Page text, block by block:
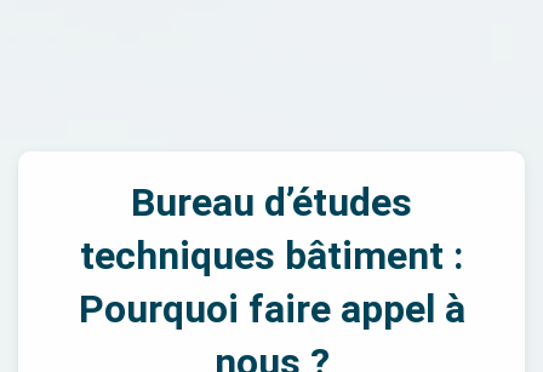
Bureau d’études
techniques bâtiment :
Pourquoi faire appel à
nous ?